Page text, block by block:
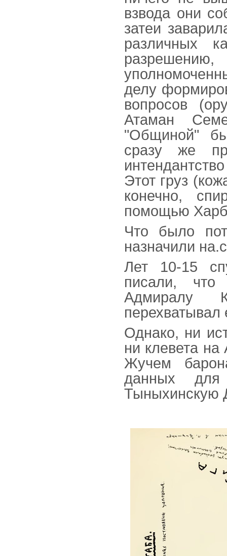
взвода они
затеи
различных
делу
вопросов
Атаман
"Общиной"
сразу же
Этот груз
конечно,
помощью
Что было
назначили
Лет 10-15
писали, что
Адмиралу
перехватывал
Однако, ни
ни клевета
Жучем
данных для
Тыныхинскую